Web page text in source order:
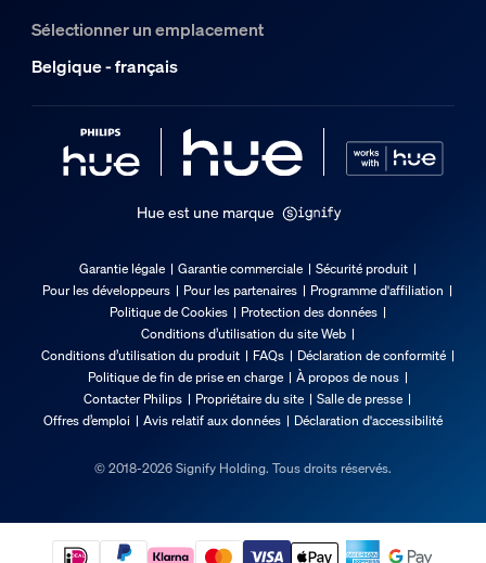
Sélectionner un emplacement
Belgique - français
Hue est une marque
Garantie légale Garantie commerciale
Sécurité produit
Pour les développeurs
Pour les partenaires
Programme d'affiliation
Politique de Cookies
Protection des données
Conditions d’utilisation du site Web
Conditions d’utilisation du produit
FAQs
Déclaration de conformité
Politique de fin de prise en charge
À propos de nous
Contacter Philips
Propriétaire du site
Salle de presse
Offres d’emploi
Avis relatif aux données Déclaration d'accessibilité
© 2018-2026 Signify Holding. Tous droits réservés.